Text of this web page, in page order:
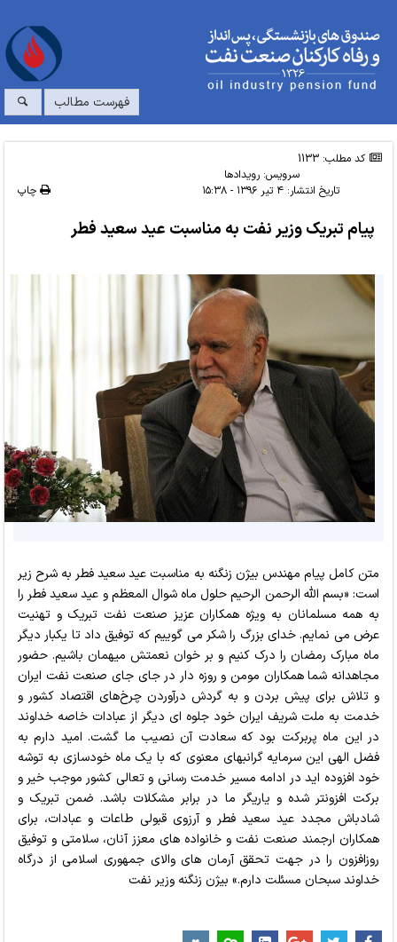
فهرست مطالب
کد مطلب: 1133
سرویس:رویدادها
تاریخ انتشار:۴ تیر ۱۳۹۶ - ۱۵:۳۸ چاپ
پیام تبریک وزیر نفت به مناسبت عید سعید فطر
متن کامل پیام مهندس بیژن زنگنه به مناسبت عید سعید فطر به شرح زیر
است: «بسم الله الرحمن الرحیم حلول ماه شوال المعظم و عید سعید فطر را
به همه مسلمانان به ویژه همکاران عزیز صنعت نفت تبریک و تهنیت
عرض می نمایم. خدای بزرگ را شکر می گوییم که توفیق داد تا یکبار دیگر
ماه مبارک رمضان را درک کنیم و بر خوان نعمتش میهمان باشیم. حضور
مجاهدانه شما همکاران مومن و روزه دار در جای جای صنعت نفت ایران
و تلاش برای پیش بردن و به گردش درآوردن چرخ‌های اقتصاد کشور و
خدمت به ملت شریف ایران خود جلوه ای دیگر از عبادات خاصه خداوند
در این ماه پربرکت بود که سعادت آن نصیب ما گشت. امید دارم به
فضل الهی این سرمایه گرانبهای معنوی که با یک ماه خودسازی به توشه
خود افزوده اید در ادامه مسیر خدمت رسانی و تعالی کشور موجب خیر و
برکت افزونتر شده و یاریگر ما در برابر مشکلات باشد. ضمن تبریک و
شادباش مجدد عید سعید فطر و آرزوی قبولی طاعات و عبادات، برای
همکاران ارجمند صنعت نفت و خانواده های معزز آنان، سلامتی و توفیق
روزافزون را در جهت تحقق آرمان های والای جمهوری اسلامی از درگاه
خداوند سبحان مسئلت دارم.» بیژن زنگنه وزیر نفت